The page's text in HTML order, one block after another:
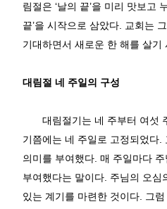
림절은 ‘날의 끝’을 미리 맛보고
끝’을 시작으로 삼았다
교회는
기대하면서 새로운 한 해를 살기
대림절 네 주일의 구성
대림절기는 네 주부터 여섯
기쯤에는 네 주일로 고정되었다
의미를 부여했다 매 주일마다
부여했다는 말이다 주님의 오심
있는 계기를 마련한 것이다
그